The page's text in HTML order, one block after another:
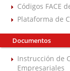
Códigos FACE
Plataforma de
Documentos
Instrucción de
Empresariales